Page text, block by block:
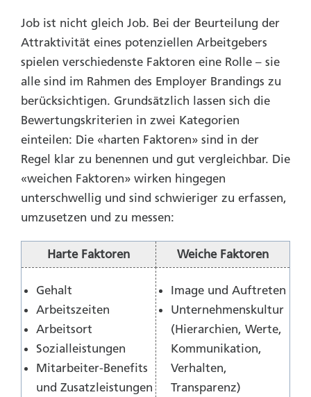
Job ist nicht gleich Job. Bei der Beurteilung der
Attraktivität eines potenziellen Arbeitgebers
spielen verschiedenste Faktoren eine Rolle – sie
alle sind im Rahmen des Employer Brandings zu
berücksichtigen. Grundsätzlich lassen sich die
Bewertungskriterien in zwei Kategorien
einteilen: Die «harten Faktoren» sind in der
Regel klar zu benennen und gut vergleichbar. Die
«weichen Faktoren» wirken hingegen
unterschwellig und sind schwieriger zu erfassen,
umzusetzen und zu messen:
Harte Faktoren Weiche Faktoren
Gehalt
Arbeitszeiten
Arbeitsort
Sozialleistungen
Mitarbeiter-Benefits
und Zusatzleistungen
Image und Auftreten
Unternehmenskultur
(Hierarchien, Werte,
Kommunikation,
Verhalten,
Transparenz)